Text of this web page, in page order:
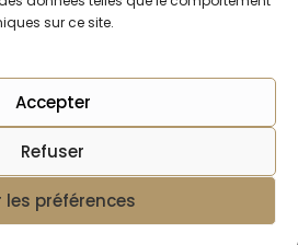
Rendez-vous en ligne
sur ce site.
Accepter
Refuser
les préférences
légales